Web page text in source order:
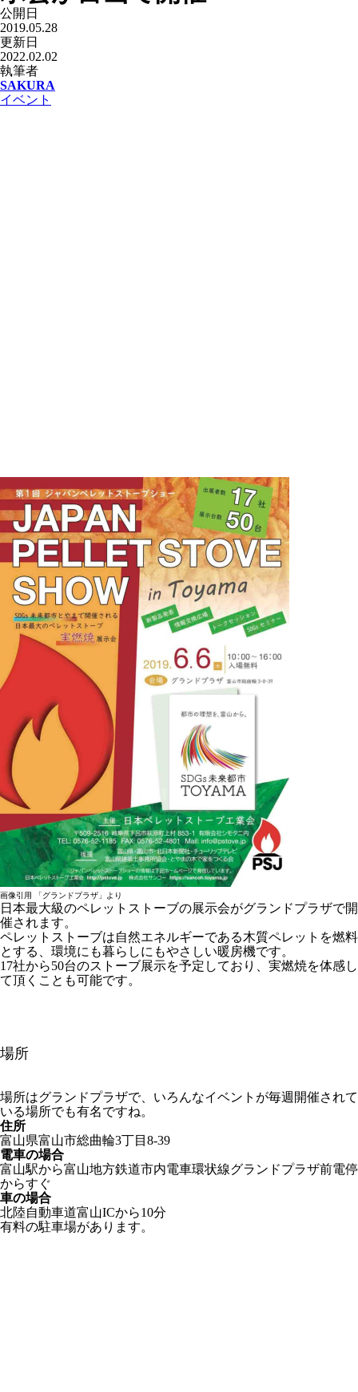
公開日
2019.05.28
更新日
2022.02.02
執筆者
SAKURA
イベント
画像引用 「グランドプラザ」より
日本最大級のペレットストーブの展示会がグランドプラザで開
催されます。
ペレットストーブは自然エネルギーである木質ペレットを燃料
とする、環境にも暮らしにもやさしい暖房機です。
17社から50台のストーブ展示を予定しており、実燃焼を体感し
て頂くことも可能です。
場所
場所はグランドプラザで、いろんなイベントが毎週開催されて
いる場所でも有名ですね。
住所
富山県富山市総曲輪3丁目8-39
電車の場合
富山駅から富山地方鉄道市内電車環状線グランドプラザ前電停
からすぐ
車の場合
北陸自動車道富山ICから10分
有料の駐車場があります。